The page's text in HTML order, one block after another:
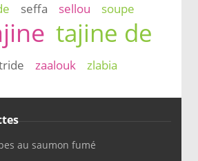
seffa sellou soupe
tajine de
zaalouk zlabia
au saumon fumé